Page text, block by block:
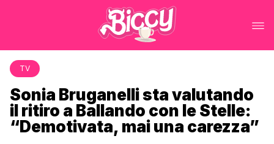
TV
Sonia Bruganelli sta valutando
il ritiro a Ballando con le Stelle:
“Demotivata, mai una carezza”